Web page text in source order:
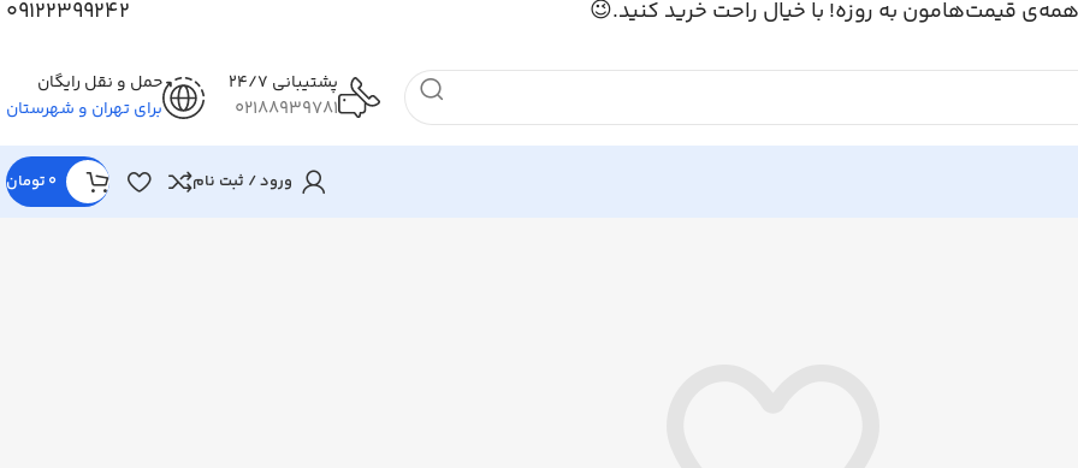
همه‌ی قیمت‌هامون به روزه! با خیال راحت خرید کنید.😉 09122399242
پشتیبانی 24/7
02188939781
حمل و نقل رایگان
برای تهران و شهرستان
ورود / ثبت نام 0 تومان